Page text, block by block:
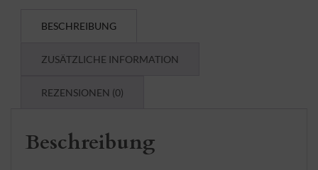
BESCHREIBUNG
ZUSÄTZLICHE INFORMATION
REZENSIONEN (0)
Beschreibung